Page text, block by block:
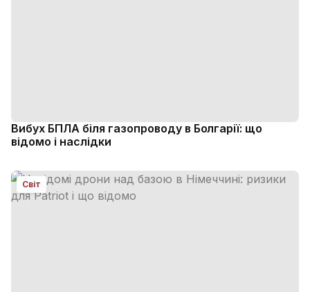
Вибух БПЛА біля газопроводу в Болгарії: що
відомо і наслідки
Світ